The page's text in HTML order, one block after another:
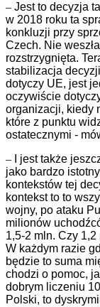
– Jest to decyzja
w 2018 roku ta
konkluzji przy
Czech. Nie
rozstrzygnięta.
stabilizacja
dotyczy UE, jest
oczywiście
organizacji, kiedy
które z punktu
ostatecznymi -
–
I jest także
jako bardzo
kontekstów tej
kontekst to to
wojny, po ataku
milionów
1,5-2 mln. Czy
W każdym razie
będzie to suma
chodzi o pomoc,
dobrym liczeniu
Polski, to